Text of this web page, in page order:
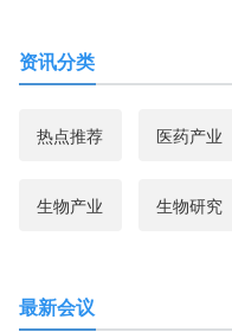
资讯分类
热点推荐 医药产业
生物产业 生物研究
最新会议